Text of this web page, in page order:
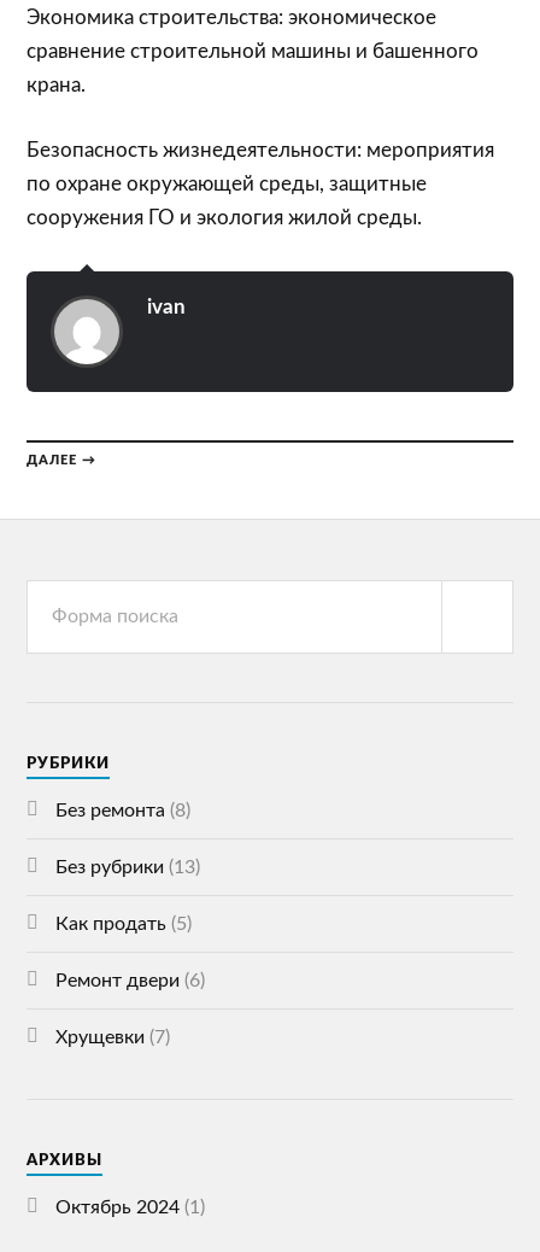
Экономика строительства: экономическое
сравнение строительной машины и башенного
крана.
Безопасность жизнедеятельности: мероприятия
по охране окружающей среды, защитные
сооружения ГО и экология жилой среды.
ivan
ДАЛЕЕ →
РУБРИКИ
Без ремонта (8)
Без рубрики (13)
Как продать (5)
Ремонт двери (6)
Хрущевки (7)
АРХИВЫ
Октябрь 2024 (1)